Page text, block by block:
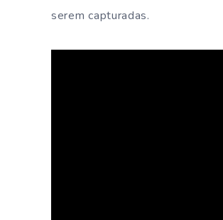
serem capturadas.